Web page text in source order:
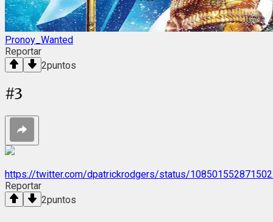
Pronoy_Wanted
Reportar
2puntos
#3
https://twitter.com/dpatrickrodgers/status/
Reportar
2puntos